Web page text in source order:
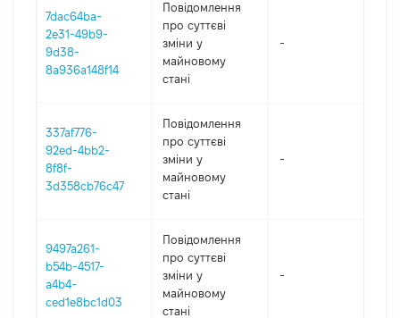
7dac64ba-
2e31-49b9-
9d38-
8a936a148f14
Повідомлення
про суттєві
зміни y
майновому
стані
-
337af776-
92ed-4bb2-
8f8f-
3d358cb76c47
Повідомлення
про суттєві
зміни y
майновому
стані
-
9497a261-
b54b-4517-
a4b4-
ced1e8bc1d03
Повідомлення
про суттєві
зміни y
майновому
стані
-